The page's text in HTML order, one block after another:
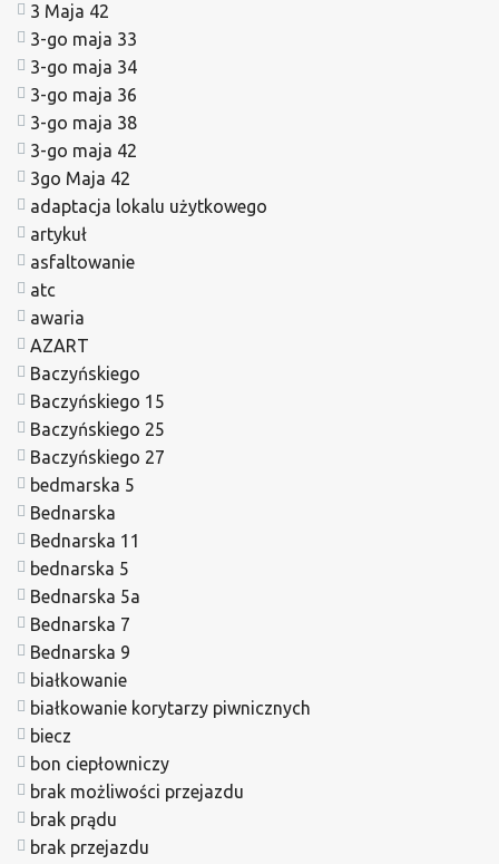
3 Maja 42
3-go maja 33
3-go maja 34
3-go maja 36
3-go maja 38
3-go maja 42
3go Maja 42
adaptacja lokalu użytkowego
artykuł
asfaltowanie
atc
awaria
AZART
Baczyńskiego
Baczyńskiego 15
Baczyńskiego 25
Baczyńskiego 27
bedmarska 5
Bednarska
Bednarska 11
bednarska 5
Bednarska 5a
Bednarska 7
Bednarska 9
białkowanie
białkowanie korytarzy piwnicznych
biecz
bon ciepłowniczy
brak możliwości przejazdu
brak prądu
brak przejazdu